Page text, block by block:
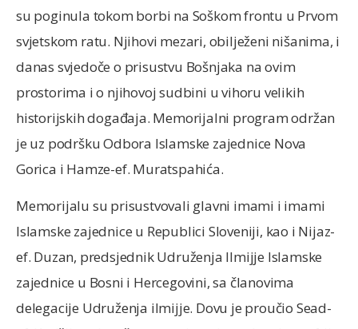
su poginula tokom borbi na Soškom frontu u Prvom
svjetskom ratu. Njihovi mezari, obilježeni nišanima, i
danas svjedoče o prisustvu Bošnjaka na ovim
prostorima i o njihovoj sudbini u vihoru velikih
historijskih događaja. Memorijalni program održan
je uz podršku Odbora Islamske zajednice Nova
Gorica i Hamze-ef. Muratspahića.
Memorijalu su prisustvovali glavni imami i imami
Islamske zajednice u Republici Sloveniji, kao i Nijaz-
ef. Duzan, predsjednik Udruženja Ilmijje Islamske
zajednice u Bosni i Hercegovini, sa članovima
delegacije Udruženja ilmijje. Dovu je proučio Sead-